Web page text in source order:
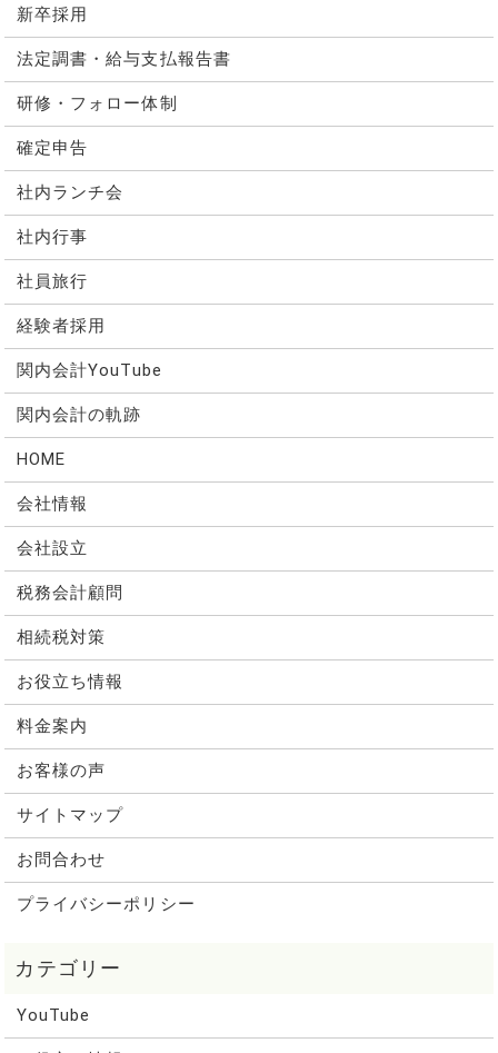
新卒採用
法定調書・給与支払報告書
研修・フォロー体制
確定申告
社内ランチ会
社内行事
社員旅行
経験者採用
関内会計YouTube
関内会計の軌跡
HOME
会社情報
会社設立
税務会計顧問
相続税対策
お役立ち情報
料金案内
お客様の声
サイトマップ
お問合わせ
プライバシーポリシー
YouTube